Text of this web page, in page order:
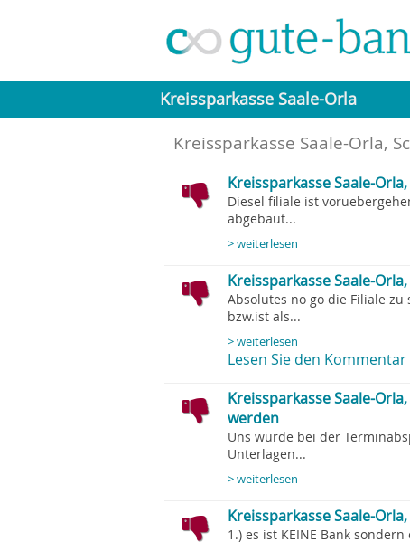
Kreissparkasse Saale-Orla
Kreissparkasse Saale-Orla,
Kreissparkasse Saale-
Diesel filiale ist
abgebaut...
> weiterlesen
Kreissparkasse Saale-
Absolutes no go die Filiale
bzw.ist als...
> weiterlesen
Lesen Sie den
Kreissparkasse Saale-
werden
Uns wurde bei der
Unterlagen...
> weiterlesen
Kreissparkasse Saale-
1.) es ist KEINE Bank